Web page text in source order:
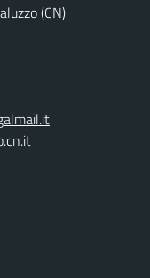
(CN)